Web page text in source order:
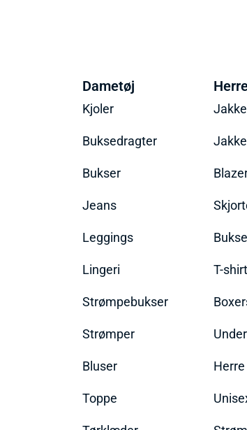
Dametøj
Kjoler
Buksedragter
Bukser
Jeans
Leggings
Lingeri
Strømpebukser
Strømper
Bluser
Toppe
T-